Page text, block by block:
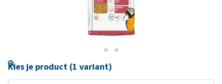
Kies je product (1 variant)